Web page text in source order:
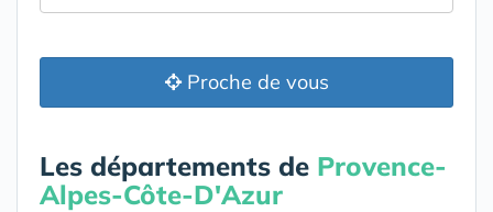
Proche de vous
Les départements de Provence-
Alpes-Côte-D'Azur